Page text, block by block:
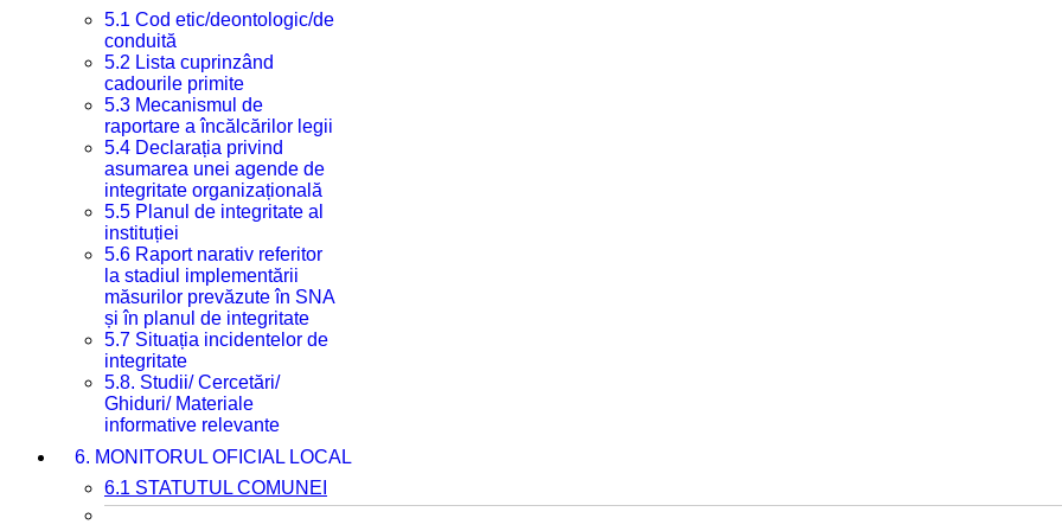
5.1 Cod etic/deontologic/de
conduită
5.2 Lista cuprinzând
cadourile primite
5.3 Mecanismul de
raportare a încălcărilor legii
5.4 Declarația privind
asumarea unei agende de
integritate organizațională
5.5 Planul de integritate al
instituției
5.6 Raport narativ referitor
la stadiul implementării
măsurilor prevăzute în SNA
și în planul de integritate
5.7 Situația incidentelor de
integritate
5.8. Studii/ Cercetări/
Ghiduri/ Materiale
informative relevante
6. MONITORUL OFICIAL LOCAL
6.1 STATUTUL COMUNEI